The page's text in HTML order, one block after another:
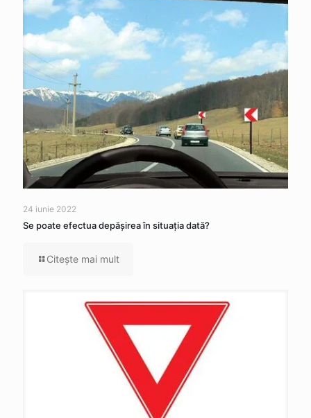
24 iunie 2022
Se poate efectua depăşirea în situaţia dată?
Citeşte mai mult